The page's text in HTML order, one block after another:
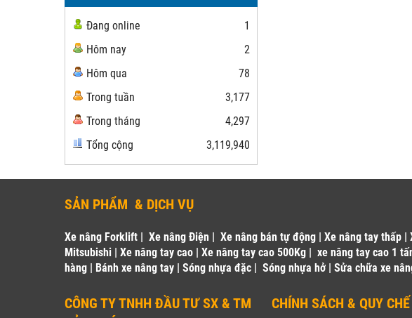
Đang online
1
Hôm nay
2
Hôm qua
78
Trong tuần
3,177
Trong tháng
4,297
Tổng cộng
3,119,940
SẢN PHẨM & DỊCH VỤ
Xe nâng Forklift Xe nâng Điện Xe nâng bán tự động Xe nâng tay thấp
Mitsubishi
Xe nâng tay cao Xe nâng tay cao 500Kg xe nâng tay cao 1
hàng
Bánh xe nâng tay Sóng nhựa đặc Sóng nhựa hở Sửa chữa xe
CÔNG TY TNHH ĐẦU TƯ SX & TM
CHÍNH SÁCH & QUY CHẾ